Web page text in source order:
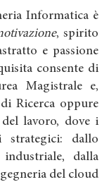
Informatica è
, spirito
e passione
consente di
Magistrale e,
Ricerca oppure
lavoro, dove i
strategici: dallo
industriale, dalla
del cloud